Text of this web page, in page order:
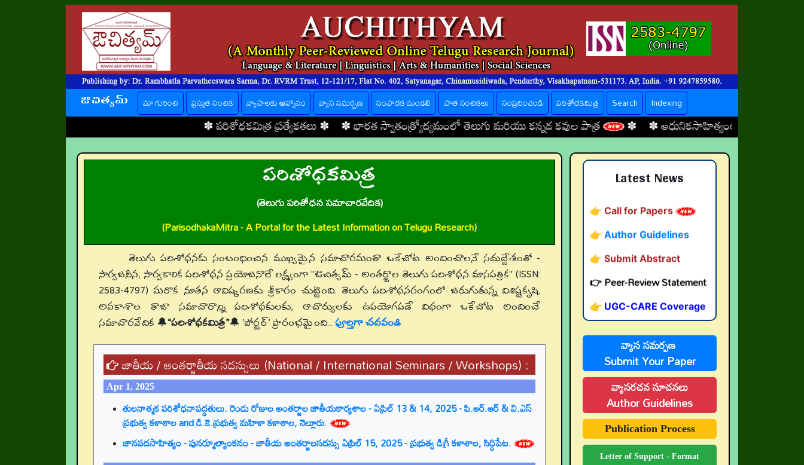
ఔచిత్యమ్ మా గురించి ప్రస్తుత సంచిక (current)
వ్యాసాలకు ఆహ్వానం వ్యాస సమర్పణ సంపాదక మండలి పాత సంచికలు సంప్రదించండి పరిశోధకమిత్ర Search Indexing
పరిశోధకమిత్ర ప్రత్యేకతలు✽ ✽భారత స్వాతంత్ర్యోద్యమంలో తెలుగు మరియు కన్నడ కవుల పాత్ర ✽ ✽ఆధునికసాహిత్యంలో హాస్యప్రాధాన్యత
పరిశోధకమిత్ర
(తెలుగు పరిశోధన సమాచారవేదిక)
(ParisodhakaMitra - A Portal for the Latest Information on Telugu Research)
తెలుగు పరిశోధనకు సంబంధించిన ముఖ్యమైన సమాచారమంతా ఒకేచోట అందించాలనే సదుద్దేశంతో -
సార్వజనీన, సార్వకాలిక పరిశోధన ప్రయోజనాలే లక్ష్యంగా "ఔచిత్యమ్ - అంతర్జాల తెలుగు పరిశోధన మాసపత్రిక" (ISSN:
2583-4797) మరొక నూతన ఆవిష్కరణకు శ్రీకారం చుట్టింది. తెలుగు పరిశోధనరంగంలో జరుగుతున్న విశిష్టకృషి,
అవకాశాల తాజా సమాచారాన్ని పరిశోధకులకు, ఆచార్యులకు ఉపయోగపడే విధంగా ఒకేచోట అందించే
సమాచారవేదిక 🔔“పరిశోధకమిత్ర”🔔 'పోర్టల్' ప్రారంభమైంది...పూర్తిగా చదవండి
జాతీయ / అంతర్జాతీయ సదస్సులు (National / International Seminars / Workshops) :
Apr 1, 2025
తులనాత్మక పరిశోధనాపద్ధతులు. రెండు రోజుల అంతర్జాల జాతీయకార్యశాల - ఏప్రిల్ 13 & 14, 2025 - పి.ఆర్.ఆర్ & వి.ఎస్
ప్రభుత్వ కళాశాల and డి.కె.ప్రభుత్వ మహిళా కళాశాల, నెల్లూరు.
జానపదసాహిత్యం - పునర్మూల్యాంకనం - జాతీయ అంతర్జాలసదస్సు ఏప్రిల్ 15, 2025 - ప్రభుత్వ డిగ్రీ కళాశాల, సిద్ధిపేట.
Latest News
👉 నవతరం పరిశోధనలు
👉 Author Guidelines
👉 Submit Abstract
👉 Peer-Review Statement
👉 UGC-CARE Coverage
👉 UGC-CARE రద్దు
వ్యాస సమర్పణ
Submit Your Paper
వ్యాసరచన సూచనలు
Author Guidelines
Publication Process
Letter of Support - Format